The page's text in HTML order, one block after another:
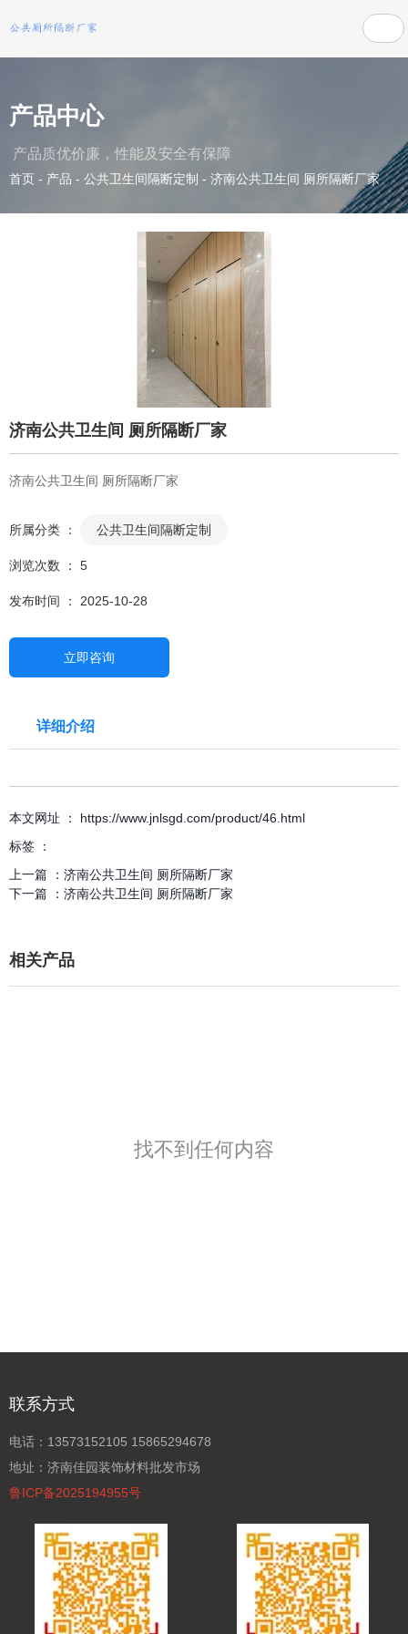
产品中心
产品质优价廉，性能及安全有保障
首页 - 产品 - 公共卫生间隔断定制 - 济南公共卫生间 厕所隔断厂家
济南公共卫生间 厕所隔断厂家
济南公共卫生间 厕所隔断厂家
所属分类 ： 公共卫生间隔断定制
浏览次数 ： 5
发布时间 ： 2025-10-28
立即咨询
详细介绍
本文网址 ： https://www.jnlsgd.com/product/46.html
标签 ：
上一篇 ： 济南公共卫生间 厕所隔断厂家
下一篇 ： 济南公共卫生间 厕所隔断厂家
相关产品
找不到任何内容
联系方式
电话：13573152105 15865294678
地址：济南佳园装饰材料批发市场
鲁ICP备2025194955号